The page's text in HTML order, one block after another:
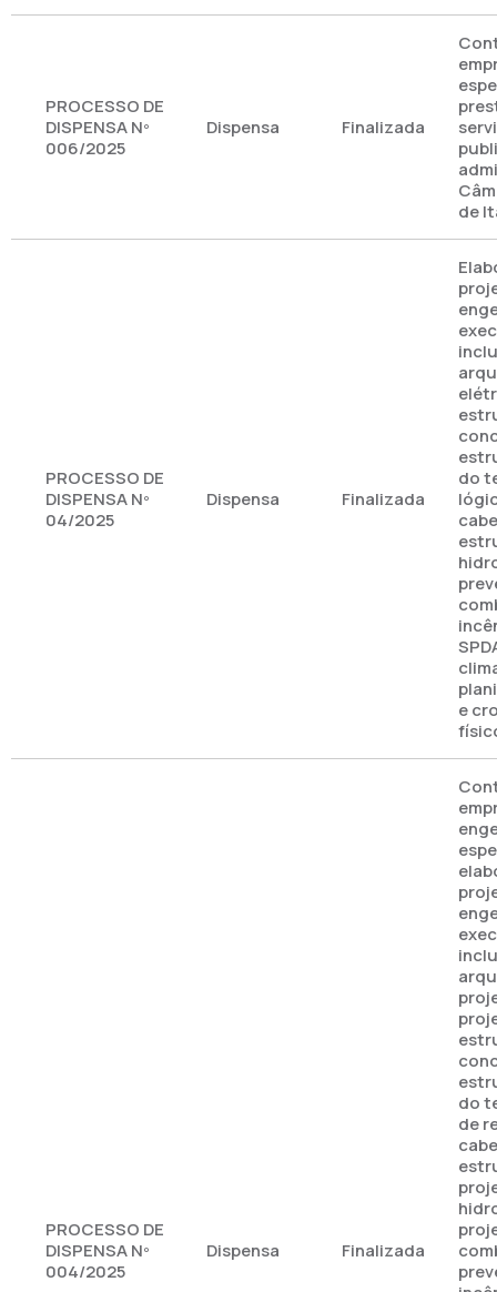
PROCESSO DE
DISPENSA Nº
006/2025
Dispensa Finalizada
de
PROCESSO DE
DISPENSA Nº
04/2025
Dispensa Finalizada
do
e
PROCESSO DE
DISPENSA Nº
004/2025
Dispensa Finalizada
do
de